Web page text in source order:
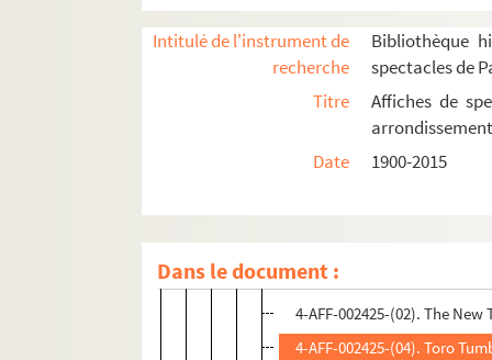
Intitulé de l'instrument de
recherche
Bibliothèque
spectacles de
Titre
Affiches de
Date
1900-2015
Dans le document :
Maison du Japon
Théâtre de la Cité internationale
Direction André Perinetti
4-AFF-002425-(03). Lenny
4-AFF-002425-(02). The
4-AFF-002425-(04). Toro